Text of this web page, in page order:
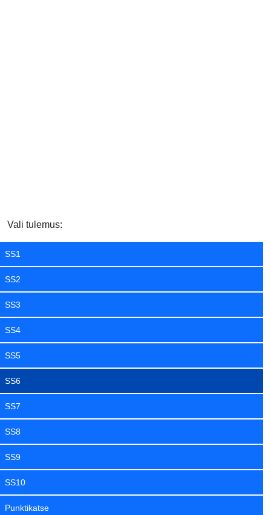
Vali tulemus:
SS1
SS2
SS3
SS4
SS5
SS6
SS7
SS8
SS9
SS10
Punktikatse